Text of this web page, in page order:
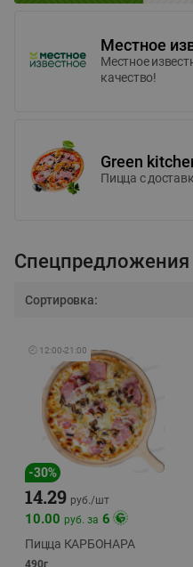
Местное
Местное
качество!
Green
Пицца c
Спецпредложения
Сортировка:
🕘 12:00-21:00
-30%
14.29 руб./шт
10.00 руб. за 6
Пицца КАРБОНАРА
490г